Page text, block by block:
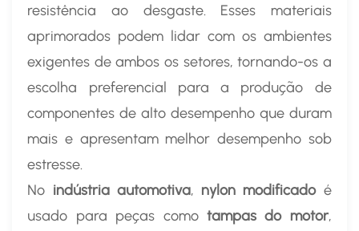
resistência ao desgaste. Esses materiais
aprimorados podem lidar com os ambientes
exigentes de ambos os setores, tornando-os a
escolha preferencial para a produção de
componentes de alto desempenho que duram
mais e apresentam melhor desempenho sob
estresse.
No indústria automotiva, nylon modificadoé
usado para peças como tampas do motor,